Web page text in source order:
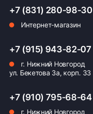
Оплата заказа
Возможна картой,
формирование
+7 (831) 280-98-30
Интернет-магазин
+7 (915) 943-82-07
г. Нижний Новгород
ул. Бекетова 3а, корп. 33
+7 (910) 795-68-64
г. Нижний Новгород